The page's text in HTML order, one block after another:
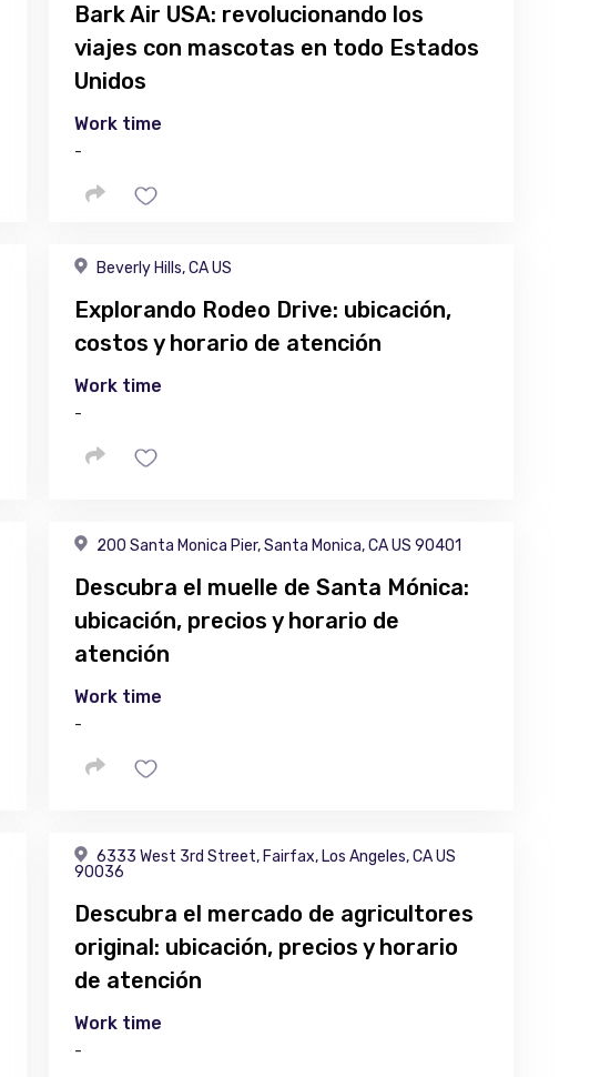
Bark Air USA: revolucionando los
viajes con mascotas en todo Estados
Unidos
Work time
-
Beverly Hills, CA US
Explorando Rodeo Drive: ubicación,
costos y horario de atención
Work time
-
200 Santa Monica Pier, Santa Monica, CA US 90401
Descubra el muelle de Santa Mónica:
ubicación, precios y horario de
atención
Work time
-
6333 West 3rd Street, Fairfax, Los Angeles, CA US
90036
Descubra el mercado de agricultores
original: ubicación, precios y horario
de atención
Work time
-